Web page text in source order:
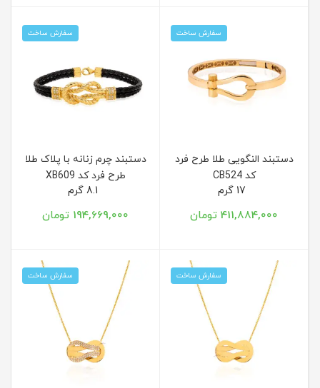
سفارش ساخت
دستبند النگویی طلا طرح فرد
کد CB524
411,884,000 تومان
سفارش ساخت
دستبند چرم زنانه با پلاک طلا
طرح فرد کد XB609
194,669,000 تومان
سفارش ساخت سفارش ساخت